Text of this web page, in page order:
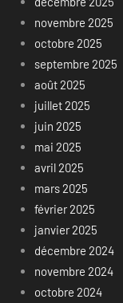
novembre 2025
octobre 2025
septembre 2025
août 2025
juillet 2025
juin 2025
mai 2025
avril 2025
mars 2025
février 2025
janvier 2025
décembre 2024
novembre 2024
octobre 2024